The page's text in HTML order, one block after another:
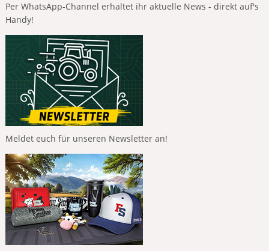
Per WhatsApp-Channel erhaltet ihr aktuelle News - direkt auf's
Handy!
Meldet euch für unseren Newsletter an!